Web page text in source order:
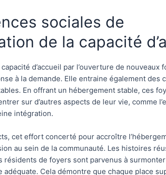
sociales de
de la capacité
d’accueil par l’ouverture de nouveaux
à la demande. Elle entraine également des
En offrant un hébergement stable, ces
sur d’autres aspects de leur vie, comme
intégration.
cet effort concerté pour accroître
au sein de la communauté. Les histoires
résidents de foyers sont parvenus à
adéquate. Cela démontre que chaque place